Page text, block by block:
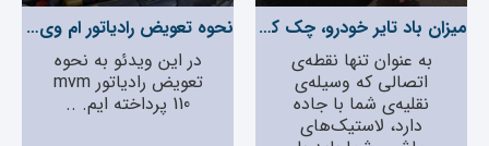
میزان باد تایر خودرو، چک کردن باد لاستیک چگونه است؟
به عنوان تنها نقطه‌‌ی
اتصالی که وسیله‌‌ی
نقلیه‌‌ی شما با جاده
دارد، لاستیک‌‌های
نحوه تعویض رادیاتور ام وی ام 110
در این ویدئو به نحوه
تعویض رادیاتور mvm
110 پرداخته ایم. ..